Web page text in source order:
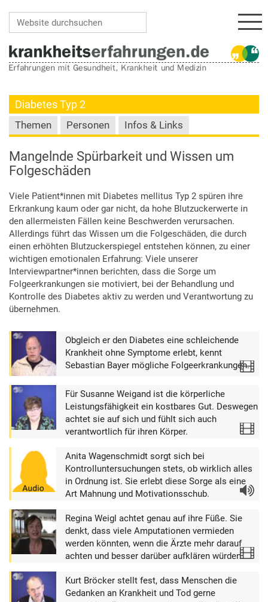
Diabetes Typ 2
Themen Personen Infos & Links
Mangelnde Spürbarkeit und Wissen um
Folgeschäden
Viele Patient*innen mit Diabetes mellitus Typ 2 spüren ihre
Erkrankung kaum oder gar nicht, da hohe Blutzuckerwerte in
den allermeisten Fällen keine Beschwerden verursachen.
Allerdings führt das Wissen um die Folgeschäden, die durch
einen erhöhten Blutzuckerspiegel entstehen können, zu einer
wichtigen emotionalen Erfahrung: Viele unserer
Interviewpartner*innen berichten, dass die Sorge um
Folgeerkrankungen sie motiviert, bei der Behandlung und
Kontrolle des Diabetes aktiv zu werden und Verantwortung zu
übernehmen.
Obgleich er den Diabetes eine schleichende
Krankheit ohne Symptome erlebt, kennt
Sebastian Bayer mögliche Folgeerkrankungen.
Video
Für Susanne Weigand ist die körperliche
Leistungsfähigkeit ein kostbares Gut. Deswegen
achtet sie auf sich und fühlt sich auch
verantwortlich für ihren Körper.
Anita Wagenschmidt sorgt sich bei
Kontrolluntersuchungen stets, ob wirklich alles
in Ordnung ist. Sie erlebt diese Sorge als eine
Art Mahnung und Motivationsschub.
Regina Weigl achtet genau auf ihre Füße. Sie
denkt, dass viele Amputationen vermieden
werden könnten, wenn die Ärzte mehr darauf
achten und besser darüber aufklären würden.
Video
Kurt Bröcker stellt fest, dass Menschen die
Gedanken an Krankheit und Tod gerne